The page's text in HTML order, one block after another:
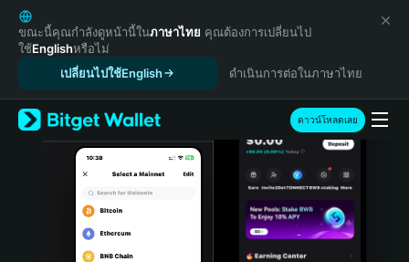
English
日本語
Tiếng Việt
Español (Latinoamérica)
Türkçe
Italiano
Português (Portugal)
ขณะนี้คุณกำลังดูหน้านี้ในภาษาไทย คุณต้องการเปลี่ยนไป
ใช้Englishหรือไม่
เปลี่ยนไปใช้English
ดำเนินการต่อในภาษาไทย
ดาวน์โหลดเลย